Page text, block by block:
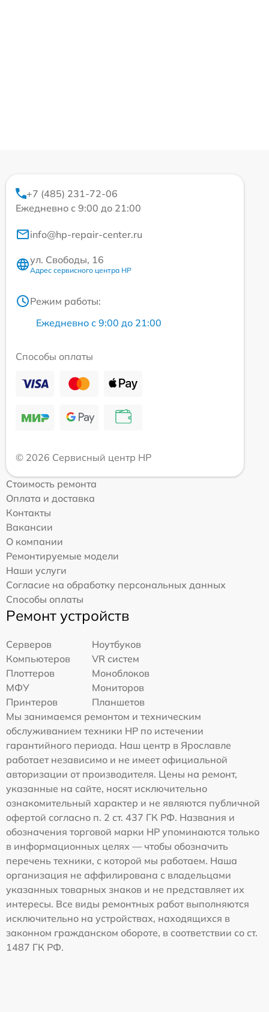
+7 (485) 231-72-06
Ежедневно с 9:00 до 21:00
info@hp-repair-center.ru
ул. Свободы, 16
Адрес сервисного центра HP
Режим работы:
Ежедневно с 9:00 до 21:00
Способы оплаты
© 2026 Сервисный центр HP
Стоимость ремонта
Оплата и доставка
Контакты
Вакансии
О компании
Ремонтируемые модели
Наши услуги
Согласие на обработку персональных данных
Способы оплаты
Ремонт устройств
Серверов
Ноутбуков
Компьютеров
VR систем
Плоттеров
Моноблоков
МФУ
Мониторов
Принтеров
Планшетов
Мы занимаемся ремонтом и техническим
обслуживанием техники HP по истечении
гарантийного периода. Наш центр в Ярославле
работает независимо и не имеет официальной
авторизации от производителя. Цены на ремонт,
указанные на сайте, носят исключительно
ознакомительный характер и не являются публичной
офертой согласно п. 2 ст. 437 ГК РФ. Названия и
обозначения торговой марки HP упоминаются только
в информационных целях — чтобы обозначить
перечень техники, с которой мы работаем. Наша
организация не аффилирована с владельцами
указанных товарных знаков и не представляет их
интересы. Все виды ремонтных работ выполняются
исключительно на устройствах, находящихся в
законном гражданском обороте, в соответствии со ст.
1487 ГК РФ.